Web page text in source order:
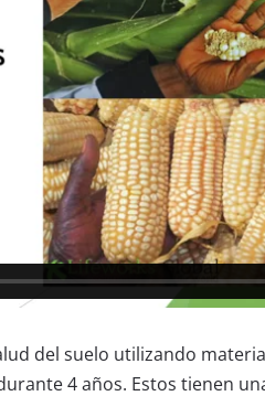
del suelo utilizando
4 años. Estos tienen